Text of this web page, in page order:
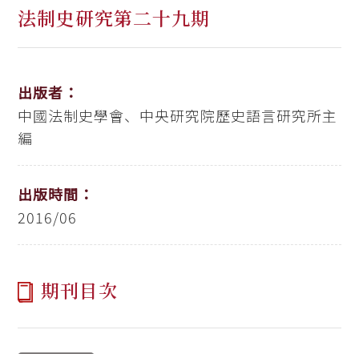
法制史研究第二十九期
出版者：
中國法制史學會、中央研究院歷史語言研究所主
編
出版時間：
2016/06
期刊目次